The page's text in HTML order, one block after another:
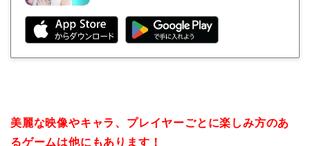
美麗な映像やキャラ、プレイヤーごとに楽しみ方のあ
るゲームは他にもあります！